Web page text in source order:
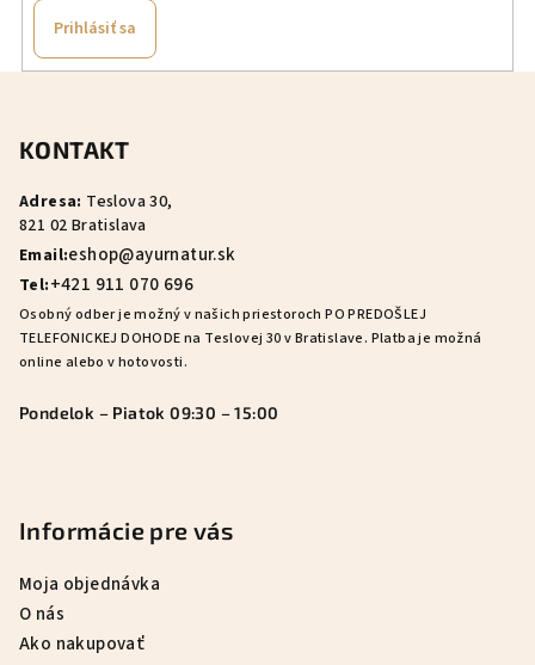
Prihlásiť sa
KONTAKT
Adresa: Teslova 30,
821 02 Bratislava
Email:eshop@ayurnatur.sk
Tel:+421 911 070 696
Osobný odber je možný v našich priestoroch PO PREDOŠLEJ
TELEFONICKEJ DOHODE na Teslovej 30 v Bratislave. Platba je možná
online alebo v hotovosti.
Pondelok – Piatok 09:30 – 15:00
Informácie pre vás
Moja objednávka
O nás
Ako nakupovať